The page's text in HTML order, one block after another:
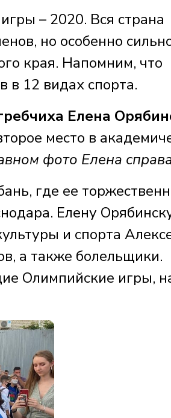
– 2020. Вся страна
но особенно
края. Напомним, что
в 12 видах спорта.
Елена
место в
фото Елена
где ее
Елену
и спорта
а также болельщики.
Олимпийские игры,